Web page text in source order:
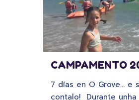
CAMPAMENTO
7 días en O Grove… e
contalo! Durante unha